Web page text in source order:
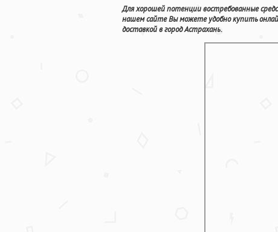
Для хорошей потенции востребованные
нашем сайте Вы можете удобно купить
доставкой в город Астрахань.